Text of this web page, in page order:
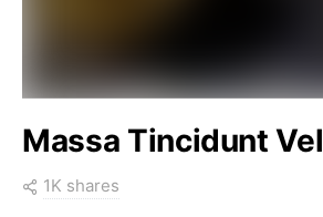
Massa Tincidunt Vel
1K shares